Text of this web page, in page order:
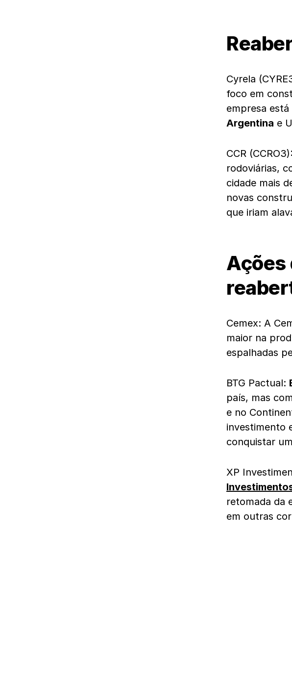
Cyrela
foco em
empresa
Argentina e
CCR
rodoviárias,
cidade mais
novas
que iriam
Ações
Cemex: A
maior na
espalhadas
BTG Pactual:
país, mas
e no
investimento
conquistar
XP
retomada da
em outras